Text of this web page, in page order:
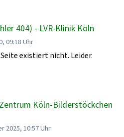
404) - LVR-Klinik Köln
09:18 Uhr
existiert nicht. Leider.
Köln-Bilderstöckchen
2025, 10:57 Uhr